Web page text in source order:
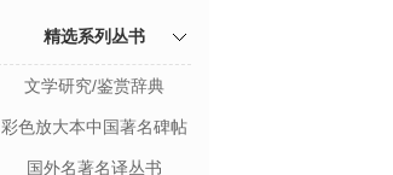
精选系列丛书
文学研究/鉴赏辞典
彩色放大本中国著名碑帖
国外名著名译丛书